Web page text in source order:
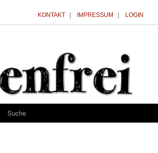
KONTAKT IMPRESSUM LOGIN
Suche